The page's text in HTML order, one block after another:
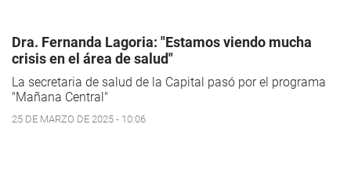
Dra. Fernanda Lagoria: "Estamos viendo mucha
crisis en el área de salud"
La secretaria de salud de la Capital pasó por el programa
"Mañana Central"
25 DE MARZO DE 2025 - 10:06